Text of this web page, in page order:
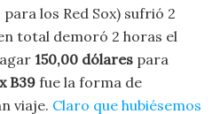
para los Red Sox) sufrió 2
total demoró 2 horas el
150,00 dólares para
B39fue la forma de
viaje. Claro que hubiésemos